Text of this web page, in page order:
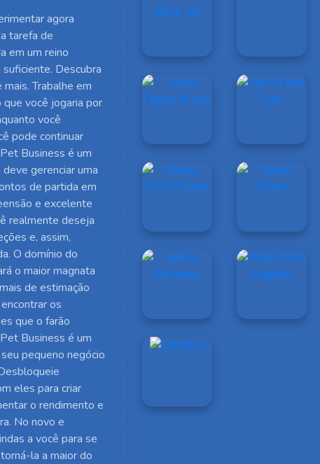
agora
tarefa de
em um reino
Descubra
Trabalhe em
que você jogaria por
você
pode continuar
Business é um
gerenciar uma
de partida em
e excelente
realmente deseja
e, assim,
O domínio do
o maior magnata
de estimação
os
que o farão
Business é um
pequeno negócio
eles para criar
o rendimento e
No novo e
a você para se
la a maior do